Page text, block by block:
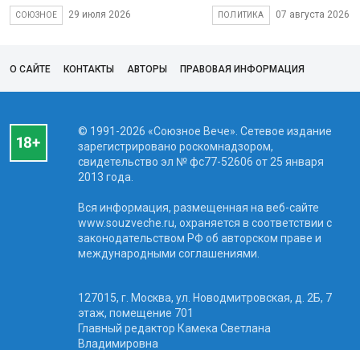
СОЮЗНОЕ 29 июля 2026 ПОЛИТИКА 07 августа 2026
О САЙТЕ КОНТАКТЫ АВТОРЫ ПРАВОВАЯ ИНФОРМАЦИЯ
© 1991-2026 «Союзное Вече». Сетевое издание
зарегистрировано роскомнадзором,
свидетельство эл № фc77-52606 от 25 января
2013 года.
Вся информация, размещенная на веб-сайте
www.souzveche.ru, охраняется в соответствии с
законодательством РФ об авторском праве и
международными соглашениями.
127015, г. Москва, ул. Новодмитровская, д. 2Б, 7
этаж, помещение 701
Главный редактор Камека Светлана
Владимировна